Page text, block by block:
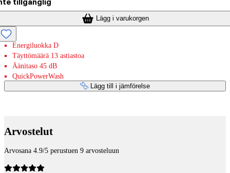
tillgänglig
Lägg i varukorgen
Energiluokka D
Täyttömäärä 13 astiastoa
Äänitaso 45 dB
QuickPowerWash
Lägg till i jämförelse
Arvostelut
Arvosana 4.9/5 perustuen 9 arvosteluun